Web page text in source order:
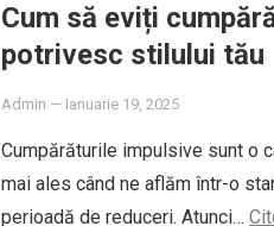
Cum să eviți
potrivesc stilului tău
Admin — Ianuarie 19, 2025
Cumpărăturile impulsive sunt o
mai ales când ne aflăm într-o
perioadă de reduceri. Atunci…